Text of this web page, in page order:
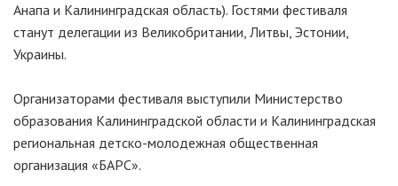
Анапа и Калининградская область). Гостями фестиваля
станут делегации из Великобритании, Литвы, Эстонии,
Украины.
Организаторами фестиваля выступили Министерство
образования Калининградской области и Калининградская
региональная детско-молодежная общественная
организация «БАРС».